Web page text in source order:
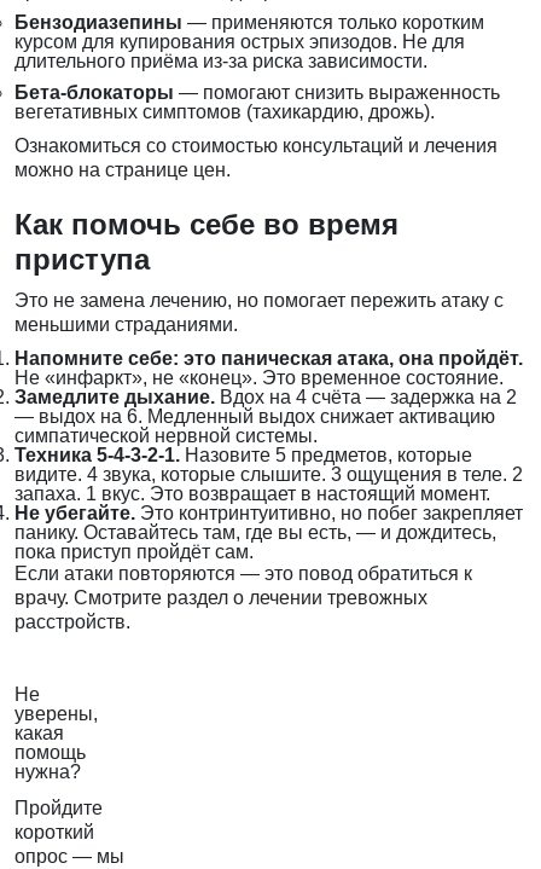
Бензодиазепины — применяются только коротким
курсом для купирования острых эпизодов. Не для
длительного приёма из-за риска зависимости.
Бета-блокаторы — помогают снизить выраженность
вегетативных симптомов (тахикардию, дрожь).
Ознакомиться со стоимостью консультаций и лечения
можно на странице цен.
Как помочь себе во время
приступа
Это не замена лечению, но помогает пережить атаку с
меньшими страданиями.
Напомните себе: это паническая атака, она пройдёт.
Не «инфаркт», не «конец». Это временное состояние.
Замедлите дыхание. Вдох на 4 счёта — задержка на 2
— выдох на 6. Медленный выдох снижает активацию
симпатической нервной системы.
Техника 5-4-3-2-1. Назовите 5 предметов, которые
видите. 4 звука, которые слышите. 3 ощущения в теле. 2
запаха. 1 вкус. Это возвращает в настоящий момент.
Не убегайте. Это контринтуитивно, но побег закрепляет
панику. Оставайтесь там, где вы есть, — и дождитесь,
пока приступ пройдёт сам.
Если атаки повторяются — это повод обратиться к
врачу. Смотрите раздел о лечении тревожных
расстройств.
Не
уверены,
какая
помощь
нужна?
Пройдите
короткий
опрос — мы